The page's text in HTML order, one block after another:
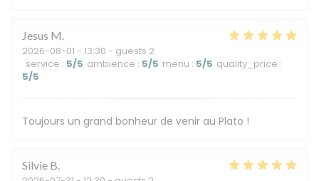
Jesus M
2026-08-01 - 13:30 - guests 2
service : 5/5 ambience : 5/5 menu : 5/5 quality_price :
5/5
Toujours un grand bonheur de venir au Plato !
Silvie B